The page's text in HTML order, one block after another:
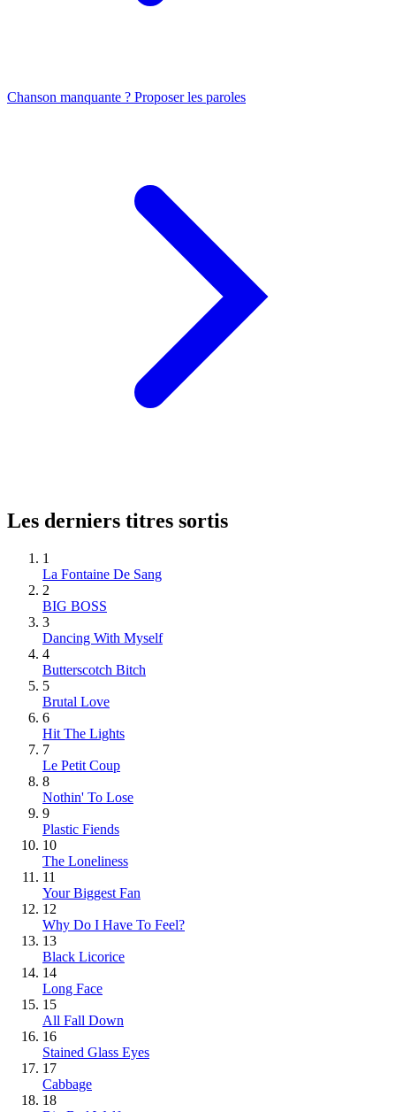
Chanson manquante ? Proposer les paroles
Les derniers titres sortis
1
La Fontaine De Sang
2
BIG BOSS
3
Dancing With Myself
4
Butterscotch Bitch
5
Brutal Love
6
Hit The Lights
7
Le Petit Coup
8
Nothin' To Lose
9
Plastic Fiends
10
The Loneliness
11
Your Biggest Fan
12
Why Do I Have To Feel?
13
Black Licorice
14
Long Face
15
All Fall Down
16
Stained Glass Eyes
17
Cabbage
18